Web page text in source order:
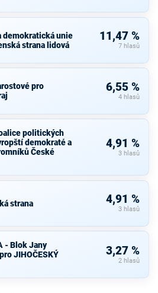
demokratická unie
strana lidová
11,47 %
7 hlasů
pro
6,55 %
4 hlasů
politických
demokraté a
České
4,91 %
3 hlasů
strana 4,91 %
3 hlasů
- Blok Jany
JIHOČESKÝ
3,27 %
2 hlasů